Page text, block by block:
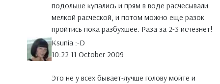
подольше купались и прям в воде расчесывали
мелкой расческой, и потом можно еще разок
пройтись пока разбухшее. Раза за 2-3 исчезнет!
Ksunia :-D
10:22 11 October 2009
Это не у всех бывает-лучше голову мойте и